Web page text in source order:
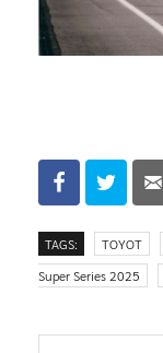
TAGS: TOYOT
Super Series 2025